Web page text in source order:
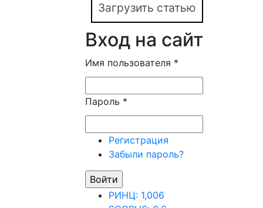
Загрузить статью
Вход на сайт
Имя пользователя *
Пароль *
Регистрация
Забыли пароль?
РИНЦ: 1,006